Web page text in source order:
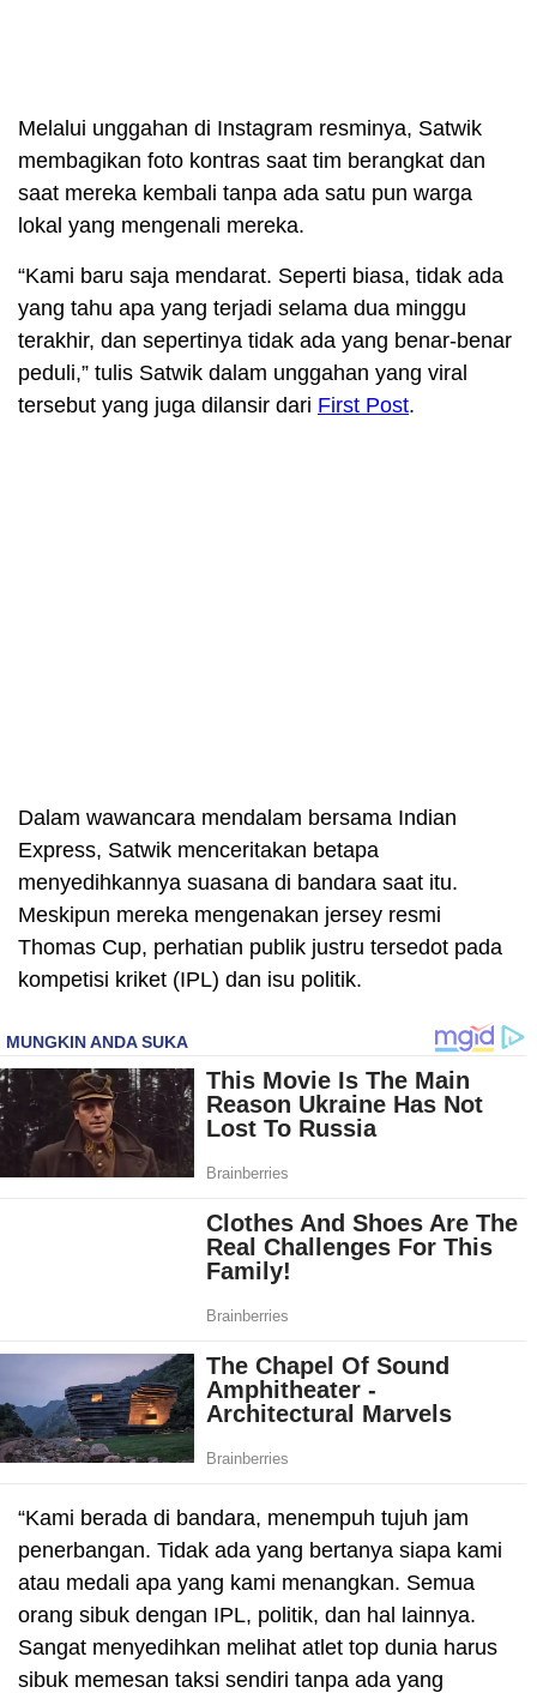
Melalui unggahan di Instagram resminya, Satwik
membagikan foto kontras saat tim berangkat dan
saat mereka kembali tanpa ada satu pun warga
lokal yang mengenali mereka.
“Kami baru saja mendarat. Seperti biasa, tidak ada
yang tahu apa yang terjadi selama dua minggu
terakhir, dan sepertinya tidak ada yang benar-benar
peduli,” tulis Satwik dalam unggahan yang viral
tersebut yang juga dilansir dari First Post.
Dalam wawancara mendalam bersama Indian
Express, Satwik menceritakan betapa
menyedihkannya suasana di bandara saat itu.
Meskipun mereka mengenakan jersey resmi
Thomas Cup, perhatian publik justru tersedot pada
kompetisi kriket (IPL) dan isu politik.
“Kami berada di bandara, menempuh tujuh jam
penerbangan. Tidak ada yang bertanya siapa kami
atau medali apa yang kami menangkan. Semua
orang sibuk dengan IPL, politik, dan hal lainnya.
Sangat menyedihkan melihat atlet top dunia harus
sibuk memesan taksi sendiri tanpa ada yang